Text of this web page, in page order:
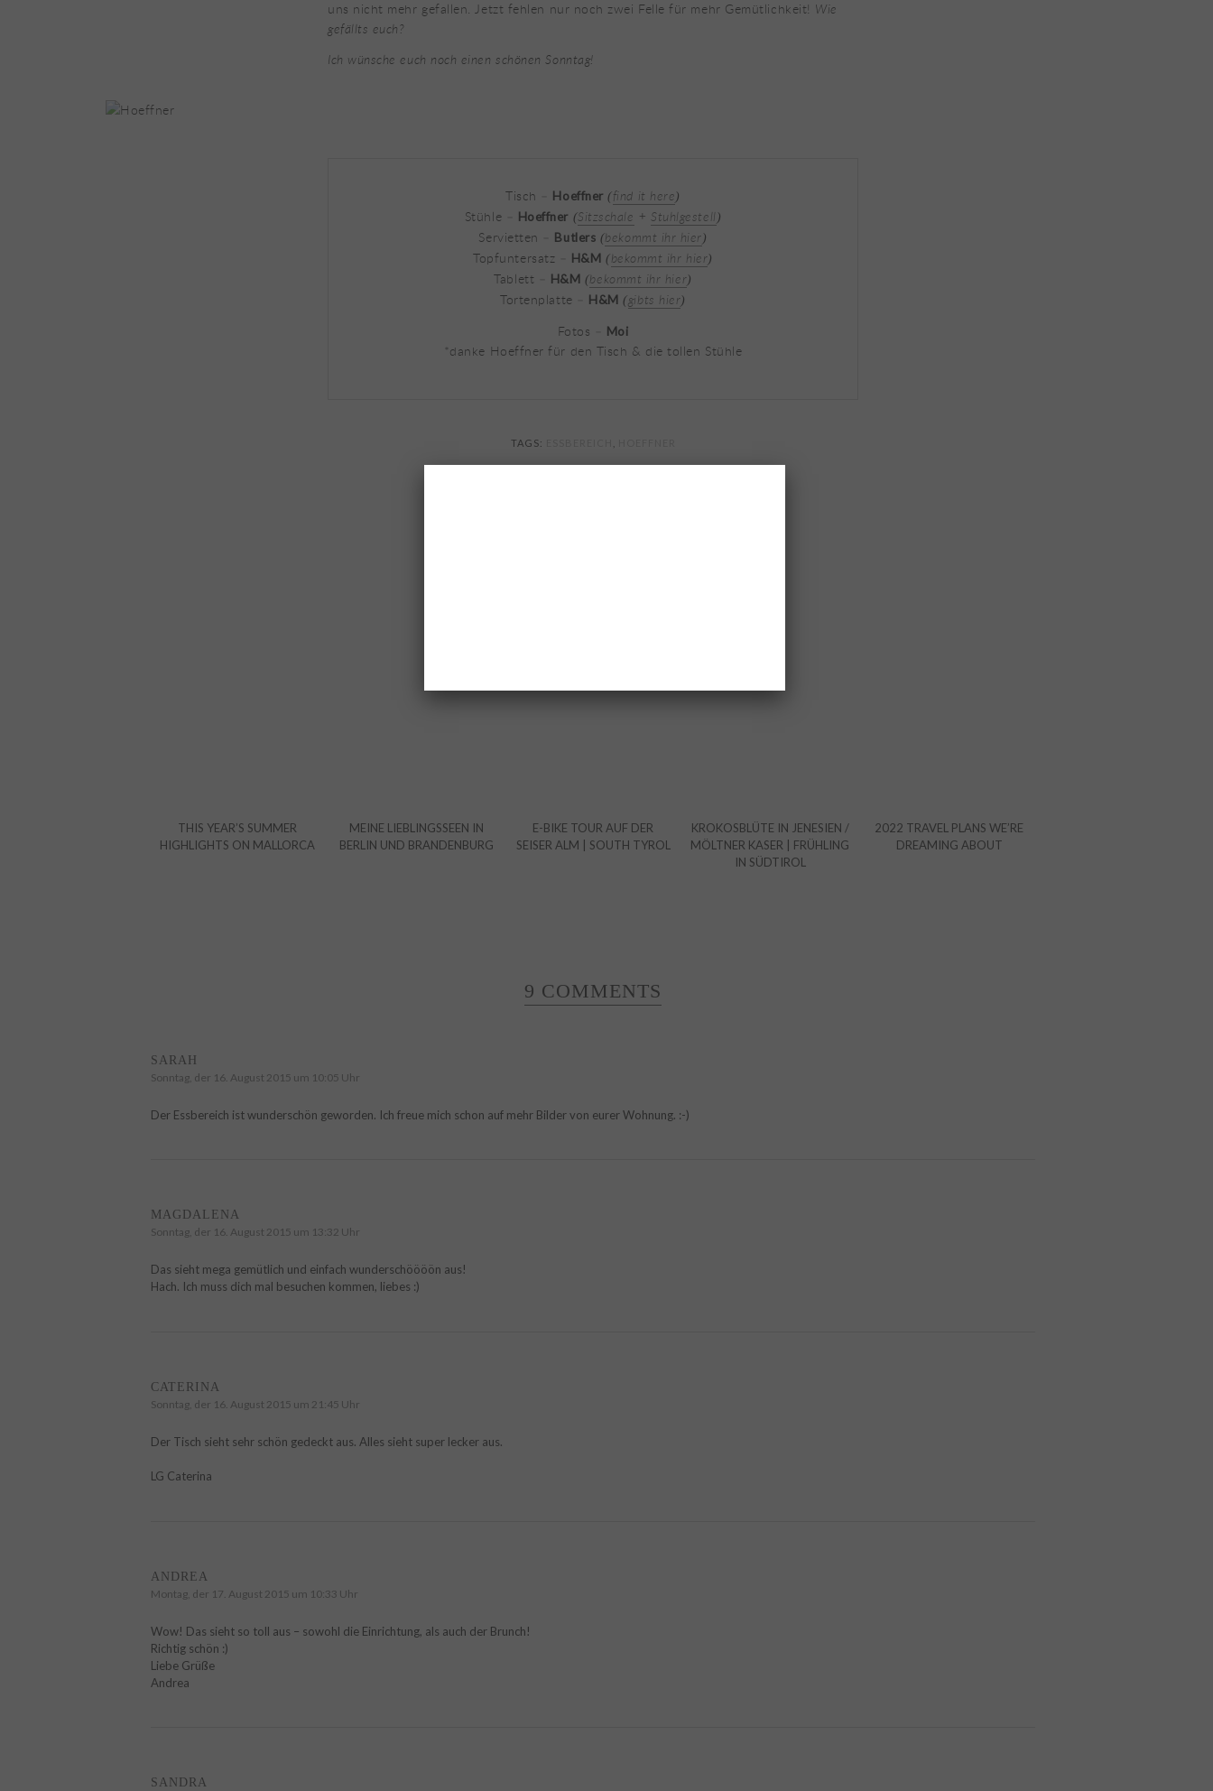
uns nicht mehr gefallen. Jetzt fehlen nur noch zwei Felle für mehr Gemütlichkeit! Wie
gefällts euch?
Ich wünsche euch noch einen schönen Sonntag!
Tisch – Hoeffner ( find it here )
Stühle – Hoeffner (Sitzschale + Stuhlgestell )
Servietten – Butlers (bekommt ihr hier )
Topfuntersatz – H&M ( bekommt ihr hier)
Tablett – H&M (bekommt ihr hier)
Tortenplatte – H&M (gibts hier)
Fotos – Moi
*danke Hoeffner für den Tisch & die tollen Stühle
TAGS:
THIS YEAR’S SUMMER
HIGHLIGHTS ON MALLORCA
MEINE LIEBLINGSSEEN IN
BERLIN UND BRANDENBURG
E-BIKE TOUR AUF DER
SEISER ALM | SOUTH TYROL
KROKOSBLÜTE IN JENESIEN /
MÖLTNER KASER | FRÜHLING
IN SÜDTIROL
2022 TRAVEL PLANS WE’RE
DREAMING ABOUT
9 COMMENTS
SARAH
Sonntag, der 16. August 2015 um 10:05 Uhr
Der Essbereich ist wunderschön geworden. Ich freue mich schon auf mehr Bilder von eurer Wohnung. :-)
MAGDALENA
Sonntag, der 16. August 2015 um 13:32 Uhr
Das sieht mega gemütlich und einfach wunderschöööön aus!
Hach. Ich muss dich mal besuchen kommen, liebes :)
CATERINA
Sonntag, der 16. August 2015 um 21:45 Uhr
Der Tisch sieht sehr schön gedeckt aus. Alles sieht super lecker aus.
LG Caterina
ANDREA
Montag, der 17. August 2015 um 10:33 Uhr
Wow! Das sieht so toll aus – sowohl die Einrichtung, als auch der Brunch!
Richtig schön :)
Liebe Grüße
Andrea
SANDRA